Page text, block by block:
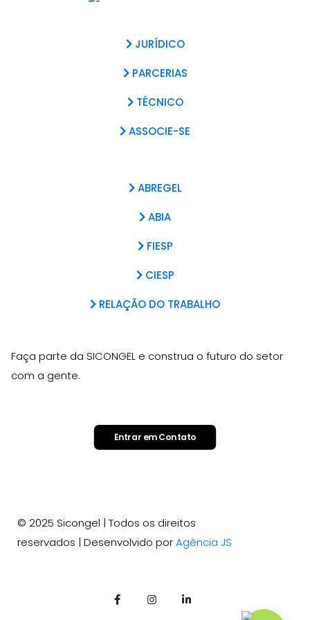
JURÍDICO
PARCERIAS
TÉCNICO
ASSOCIE-SE
ABREGEL
ABIA
FIESP
CIESP
RELAÇÃO DO TRABALHO
Faça parte da SICONGEL e construa o futuro do setor
com a gente.
Entrar em Contato
© 2025 Sicongel | Todos os direitos
reservados | Desenvolvido porAgência JS